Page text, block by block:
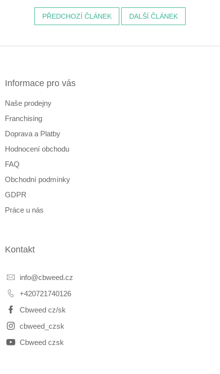
PŘEDCHOZÍ ČLÁNEK DALŠÍ ČLÁNEK
Informace pro vás
Naše prodejny
Franchising
Doprava a Platby
Hodnocení obchodu
FAQ
Obchodní podmínky
GDPR
Práce u nás
Kontakt
info@cbweed.cz
+420721740126
Cbweed cz/sk
cbweed_czsk
Cbweed czsk